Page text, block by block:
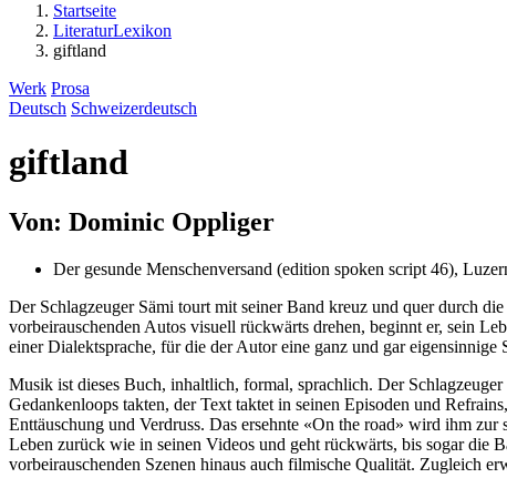
Startseite
LiteraturLexikon
giftland
Werk Prosa
Deutsch Schweizerdeutsch
giftland
Von: Dominic Oppliger
Der gesunde Menschenversand (edition spoken script 46),
Der Schlagzeuger Sämi tourt mit seiner Band kreuz und quer durch
vorbeirauschenden Autos visuell rückwärts drehen, beginnt er, sein
einer Dialektsprache, für die der Autor eine ganz und gar
Musik ist dieses Buch, inhaltlich, formal, sprachlich. Der
Gedankenloops takten, der Text taktet in seinen Episoden und
Enttäuschung und Verdruss. Das ersehnte «On the road» wird ihm
Leben zurück wie in seinen Videos und geht rückwärts, bis sogar die
vorbeirauschenden Szenen hinaus auch filmische Qualität. Zugleich